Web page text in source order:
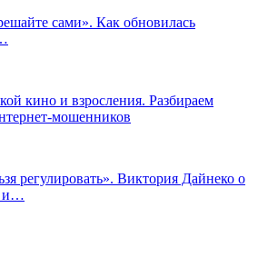
сами». Как обновилась
кино и взросления. Разбираем
мошенников
регулировать». Виктория Дайнеко о
и…